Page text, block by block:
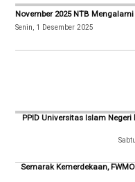
November 2025 NTB
Senin, 1 Desember 2025
PPID Universitas Islam
Semarak Kemerdekaan,